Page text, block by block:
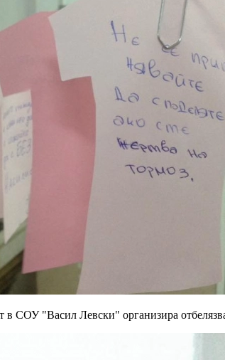
в СОУ "Васил Левски" организира